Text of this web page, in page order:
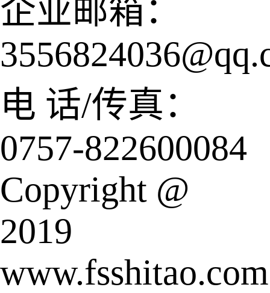
企业邮箱：
电 话/传真：
0757-822600084
Copyright @
2019
www.fsshitao.com